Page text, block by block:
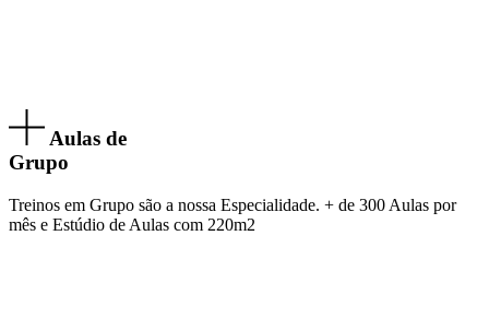
Aulas de
Grupo
Treinos em Grupo são a nossa Especialidade. + de 300 Aulas por
mês e Estúdio de Aulas com 220m2